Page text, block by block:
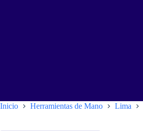
Inicio Herramientas de Mano Lima